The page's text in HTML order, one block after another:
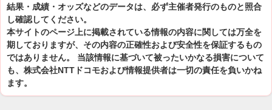
結果・成績・オッズなどのデータは、必ず主催者発行のものと照合
し確認してください。
本サイトのページ上に掲載されている情報の内容に関しては万全を
期しておりますが、その内容の正確性および安全性を保証するもの
ではありません。 当該情報に基づいて被ったいかなる損害について
も、株式会社NTTドコモおよび情報提供者は一切の責任を負いかね
ます。